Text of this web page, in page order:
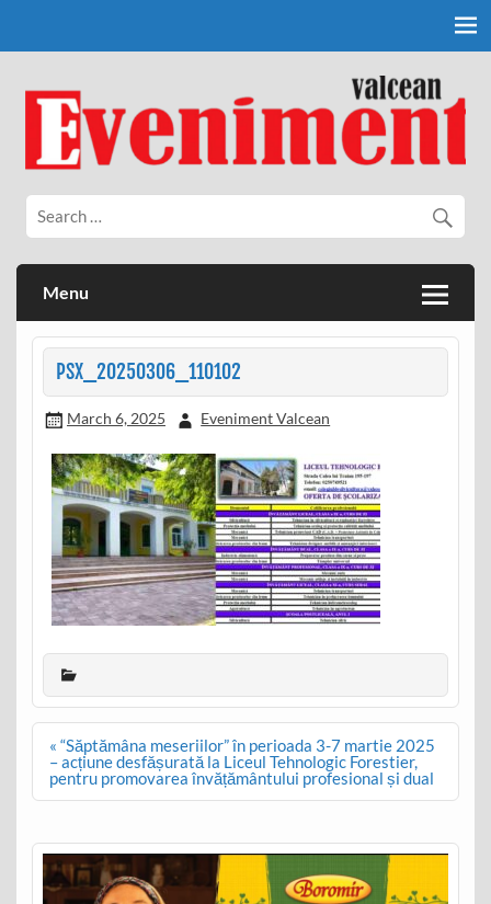
Eveniment Valcean
Menu
PSX_20250306_110102
March 6, 2025 Eveniment Valcean
Post
navigation
« “Săptămâna meseriilor” în perioada 3-7 martie 2025
– acțiune desfășurată la Liceul Tehnologic Forestier,
pentru promovarea învățământului profesional și dual